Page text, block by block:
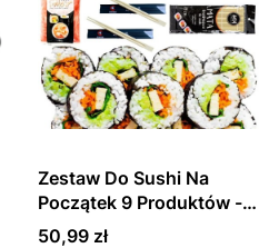
Zestaw Do Sushi Na
Początek 9 Produktów -
ALL IN ONE - STARTER
Cena
50,99 zł